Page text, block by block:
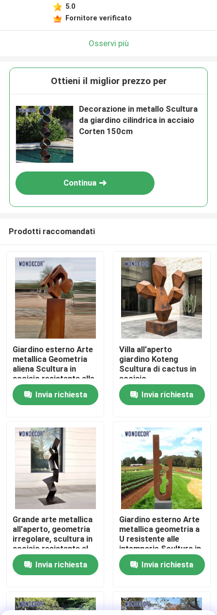
Casa
Prodotti
Chi siamo
Fatory Tour
Controllo di qualità
Contattaci
Richiedere un preventivo
Scultura forgiata del metallo
Scultura bronzea su ordinazione
5.0
Fornitore verificato
Osservi più
Ottieni il miglior prezzo per
Decorazione in metallo Scultura
da giardino cilindrica in acciaio
Corten 150cm
Continua
Prodotti raccomandati
Giardino esterno Arte
metallica Geometria
aliena Scultura in
acciaio resistente alle
intemperie
Invia richiesta
Villa all'aperto
giardino Koteng
Scultura di cactus in
acciaio
Invia richiesta
Grande arte metallica
all'aperto, geometria
irregolare, scultura in
acciaio resistente al
tempo
Invia richiesta
Giardino esterno Arte
metallica geometria a
U resistente alle
intemperie Scultura in
acciaio
Invia richiesta